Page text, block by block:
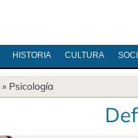
HISTORIA CULTURA
» Psicología